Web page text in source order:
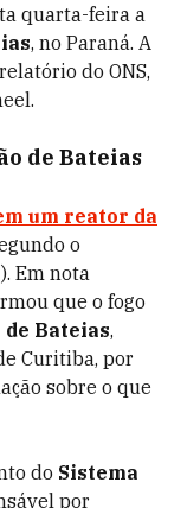
quarta-feira a
, no Paraná. A
do ONS,
de Bateias
um reator da
o
). Em nota
que o fogo
de Bateias,
Curitiba, por
sobre o que
do Sistema
por